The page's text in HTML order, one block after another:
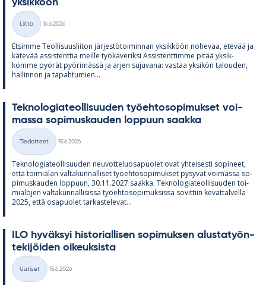
yk­sik­köön
Kategoriat
Liitto
16.6.2026
Et­simme Teol­li­suus­lii­ton jär­jes­tö­toi­min­nan yk­sik­köön no­he­vaa, ete­vää ja
kä­te­vää as­sis­tent­tia meille työ­ka­ve­riksi As­sis­tent­timme pi­tää yk­sik­
kömme pyö­rät pyö­ri­mässä ja ar­jen su­ju­vana: vas­taa yk­si­kön ta­lou­den,
hal­lin­non ja ta­pah­tu­mien...
Tek­no­lo­gia­teol­li­suu­den työ­eh­to­so­pi­muk­set voi­
massa so­pi­mus­kau­den lop­puun saakka
Kategoriat
Tiedotteet
15.6.2026
Tek­no­lo­gia­teol­li­suu­den neu­vot­te­luos­a­puo­let ovat yh­tei­sesti so­pi­neet,
että toi­mia­lan val­ta­kun­nal­li­set työ­eh­to­so­pi­muk­set py­sy­vät voi­massa so­
pi­mus­kau­den lop­puun, 30.11.2027 saakka. Tek­no­lo­gia­teol­li­suu­den toi­
mia­lo­jen val­ta­kun­nal­li­sissa työ­eh­to­so­pi­muk­sissa so­vit­tiin ke­vät­tal­vella
2025, että os­a­puo­let tar­kas­te­le­vat...
ILO hy­väk­syi his­to­rial­li­sen so­pi­muk­sen alus­ta­työn­
te­ki­jöi­den oi­keuk­sista
Kategoriat
Uutiset
15.6.2026